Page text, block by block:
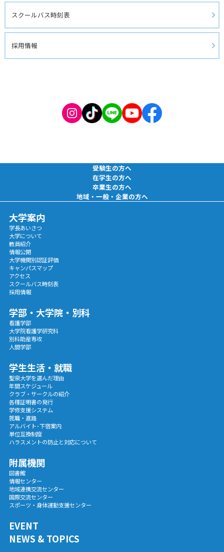
スクールバス時刻表
採用情報
受験生の方へ
在学生の方へ
卒業生の方へ
地域・一般・企業の方へ
大学案内
学長あいさつ
大学について
教員紹介
情報公開
大学機関別認証評価
キャンパスマップ
アクセス
スクールバス時刻表
採用情報
学部・大学院・別科
看護学部
大学院看護学研究科
別科助産専攻
人間学部
学生生活・就職
聖泉大学を選んだ理由
年間スケジュール
クラブ・サークルの紹介
各種証明書の発行
学修支援システム
就職・進路
アルバイト･下宿案内
単位互換制度
ハラスメントの防止と対応について
附属機関
図書館
情報センター
地域連携交流センター
国際交流センター
スポーツ・身体運動支援センター
EVENT
NEWS & TOPICS